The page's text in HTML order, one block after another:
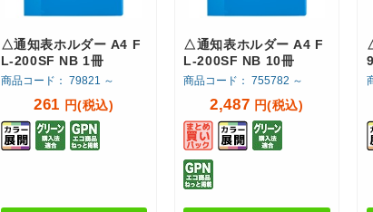
261 円(税込)
商品コード： 79821 ～
△通知表ホルダー A4 F
L-200SF NB 1冊
2,487 円(税込)
商品コード： 755782 ～
△通知表ホルダー A4 F
L-200SF NB 10冊